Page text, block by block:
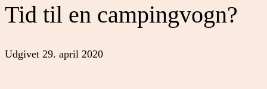
Tid til en campingvogn?
Udgivet 29. april 2020